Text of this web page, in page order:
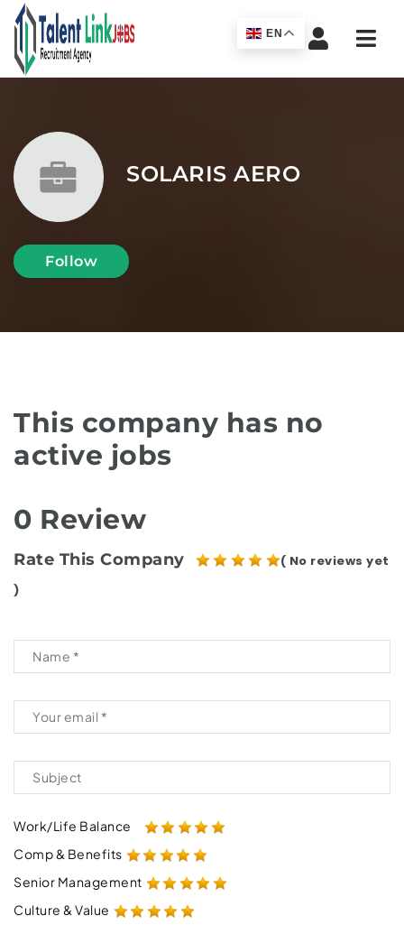
SOLARIS AERO
Follow
This company has no
active jobs
0 Review
Rate This Company
( No reviews yet
)
Work/Life Balance
Comp & Benefits
Senior Management
Culture & Value
EN